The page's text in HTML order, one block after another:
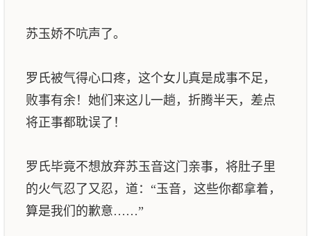
苏玉娇不吭声了。
罗氏被气得心口疼，这个女儿真是成事不足，
败事有余！她们来这儿一趟，折腾半天，差点
将正事都耽误了！
罗氏毕竟不想放弃苏玉音这门亲事，将肚子里
的火气忍了又忍，道：“玉音，这些你都拿着，
算是我们的歉意……”